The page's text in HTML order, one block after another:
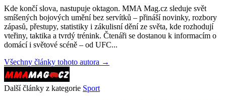
Kde končí slova, nastupuje oktagon. MMA Mag.cz sleduje svět
smíšených bojových umění bez servítků – přináší novinky, rozbory
zápasů, přestupy, statistiky i zákulisní dění ze světa, kde rozhodují
vteřiny, taktika a tvrdý trénink. Čtenáři se dostanou k informacím o
domácí i světové scéně – od UFC...
Všechny články tohoto autora →
Další články z kategorie Sport